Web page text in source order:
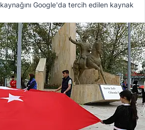
kaynağını Google'da tercih edilen kaynak